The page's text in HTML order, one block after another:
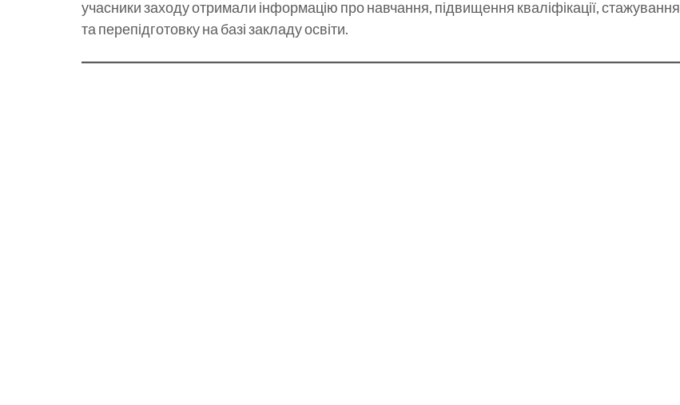
учасники заходу отримали інформацію про навчання, підвищення кваліфікації, стажування
та перепідготовку на базі закладу освіти.